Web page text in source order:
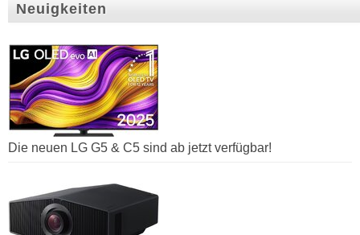
Neuigkeiten
Die neuen LG G5 & C5 sind ab jetzt verfügbar!